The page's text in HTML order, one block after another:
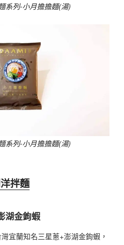
系列-小月擔擔麵(湯)
系列-小月擔擔麵(湯)
拌麵
湖金鉤蝦
宜蘭知名三星蔥+澎湖金鉤蝦，